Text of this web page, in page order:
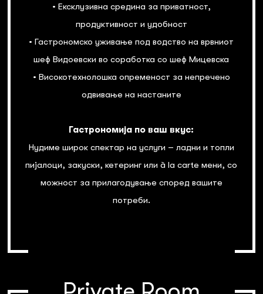
• Ексклузивна средина за приватност,
продуктивност и удобност
• Гастрономско уживање под водство на врвниот
шеф Видоевски во соработка со шеф Мицевска
• Високотехнолошка опременост за непречено
одвивање на настаните
Гастрономија по ваш вкус:
Нудиме широк спектар на услуги – ладни и топли
пијалоци, закуски, кетеринг или à la carte мени, со
можност за прилагодување според вашите
потреби.